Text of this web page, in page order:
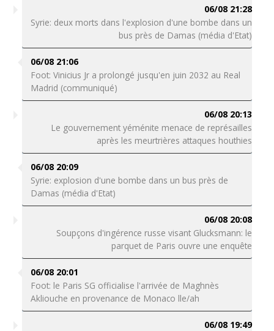
06/08 21:28
Syrie: deux morts dans l'explosion d'une bombe dans un
bus près de Damas (média d'Etat)
06/08 21:06
Foot: Vinicius Jr a prolongé jusqu'en juin 2032 au Real
Madrid (communiqué)
06/08 20:13
Le gouvernement yéménite menace de représailles
après les meurtrières attaques houthies
06/08 20:09
Syrie: explosion d'une bombe dans un bus près de
Damas (média d'Etat)
06/08 20:08
Soupçons d'ingérence russe visant Glucksmann: le
parquet de Paris ouvre une enquête
06/08 20:01
Foot: le Paris SG officialise l'arrivée de Maghnès
Akliouche en provenance de Monaco lle/ah
06/08 19:49